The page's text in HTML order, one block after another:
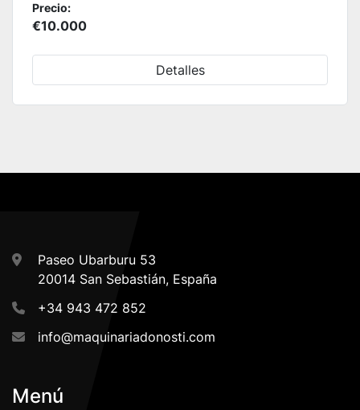
Precio:
€10.000
Detalles
Paseo Ubarburu 53
20014 San Sebastián, España
+34 943 472 852
info@maquinariadonosti.com
Menú